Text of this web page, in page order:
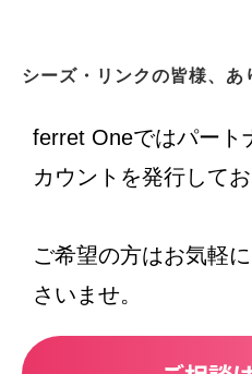
シーズ・リンクの皆様、あ
ferret Oneではパート
カウントを発行してお
ご希望の方はお気軽
さいませ。